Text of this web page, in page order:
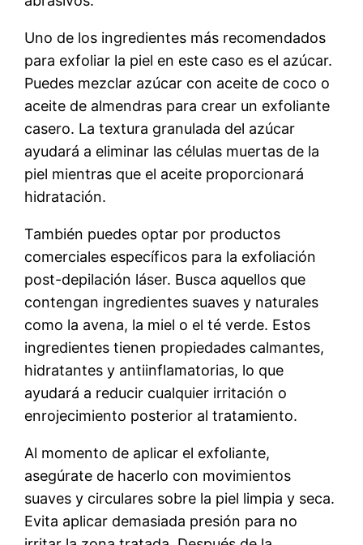
Uno de los ingredientes más recomendados
para exfoliar la piel en este caso es el azúcar.
Puedes mezclar azúcar con aceite de coco o
aceite de almendras para crear un exfoliante
casero. La textura granulada del azúcar
ayudará a eliminar las células muertas de la
piel mientras que el aceite proporcionará
hidratación.
También puedes optar por productos
comerciales específicos para la exfoliación
post-depilación láser. Busca aquellos que
contengan ingredientes suaves y naturales
como la avena, la miel o el té verde. Estos
ingredientes tienen propiedades calmantes,
hidratantes y antiinflamatorias, lo que
ayudará a reducir cualquier irritación o
enrojecimiento posterior al tratamiento.
Al momento de aplicar el exfoliante,
asegúrate de hacerlo con movimientos
suaves y circulares sobre la piel limpia y seca.
Evita aplicar demasiada presión para no